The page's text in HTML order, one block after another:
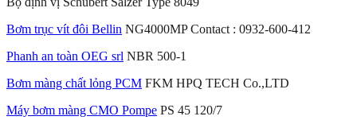
Bơm trục vít đôi Bellin NG4000MP Contact : 0932-600-412
Phanh an toàn OEG srl NBR 500-1
Bơm màng chất lỏng PCM FKM HPQ TECH Co.,LTD
Máy bơm màng CMO Pompe PS 45 120/7